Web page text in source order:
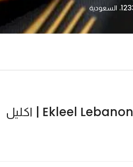
Ekleel Lebanon | اكليل